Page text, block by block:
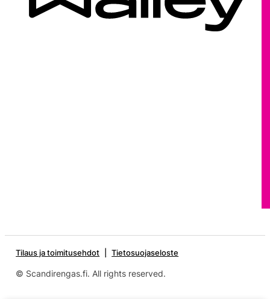
Tilaus ja toimitusehdot Tietosuojaseloste
© Scandirengas.fi. All rights reserved.